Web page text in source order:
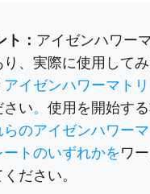
： アイゼンハワー
、実際に使用して
アイゼンハワーマト
さい。 使用を開始す
らのアイゼンハワー
トのいずれかをワ
ださい。